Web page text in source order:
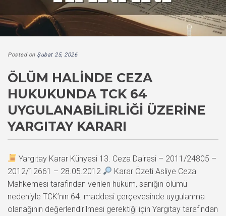
Posted on Şubat 25, 2026
ÖLÜM HALINDE CEZA
HUKUKUNDA TCK 64
UYGULANABILIRLIĞI ÜZERINE
YARGITAY KARARI
Yargıtay Karar Künyesi 13. Ceza Dairesi – 2011/24805 –
2012/12661 – 28.05.2012
Karar Özeti Asliye Ceza
Mahkemesi tarafından verilen hüküm, sanığın ölümü
nedeniyle TCK’nın 64. maddesi çerçevesinde uygulanma
olanağının değerlendirilmesi gerektiği için Yargıtay tarafından